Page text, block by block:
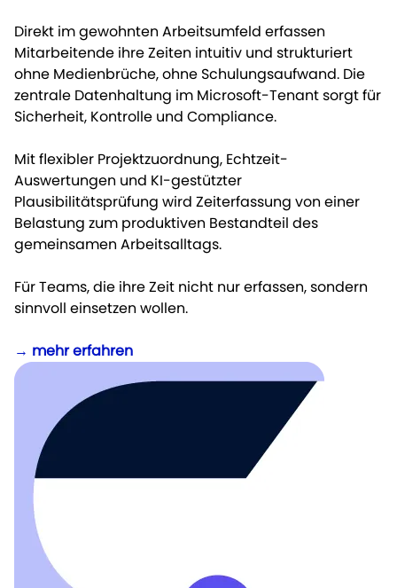
Direkt im gewohnten Arbeitsumfeld erfassen
Mitarbeitende ihre Zeiten intuitiv und strukturiert
ohne Medienbrüche, ohne Schulungsaufwand. Die
zentrale Datenhaltung im Microsoft-Tenant sorgt für
Sicherheit, Kontrolle und Compliance.
Mit flexibler Projektzuordnung, Echtzeit-
Auswertungen und KI-gestützter
Plausibilitätsprüfung wird Zeiterfassung von einer
Belastung zum produktiven Bestandteil des
gemeinsamen Arbeitsalltags.
Für Teams, die ihre Zeit nicht nur erfassen, sondern
sinnvoll einsetzen wollen.
→ mehr erfahren